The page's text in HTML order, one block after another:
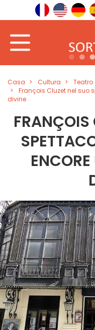
Casa Cultura
Teatro
François Cluzet nel suo
divine
FRANÇOIS